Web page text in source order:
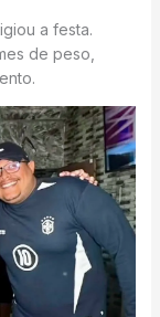
a festa.
de peso,